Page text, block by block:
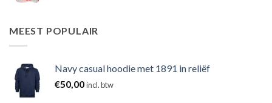
MEEST POPULAIR
Navy casual hoodie met 1891 in reliëf
€50,00incl. btw